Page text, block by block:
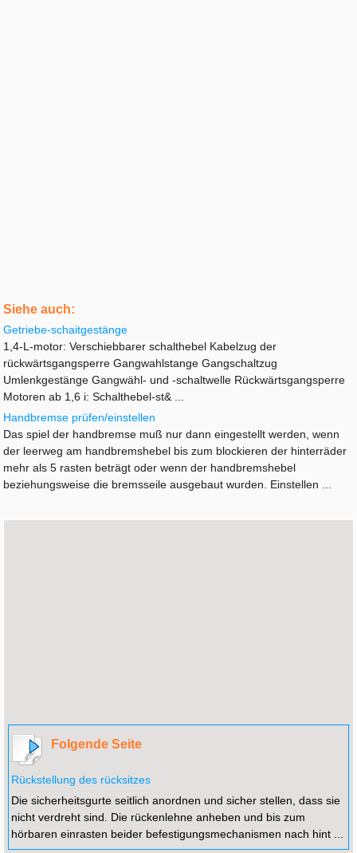
Siehe auch:
Getriebe-schaitgestänge
1,4-L-motor: Verschiebbarer schalthebel Kabelzug der
rückwärtsgangsperre Gangwahlstange Gangschaltzug
Umlenkgestänge Gangwähl- und -schaltwelle Rückwärtsgangsperre
Motoren ab 1,6 i: Schalthebel-st& ...
Handbremse prüfen/einstellen
Das spiel der handbremse muß nur dann eingestellt werden, wenn
der leerweg am handbremshebel bis zum blockieren der hinterräder
mehr als 5 rasten beträgt oder wenn der handbremshebel
beziehungsweise die bremsseile ausgebaut wurden. Einstellen ...
Folgende Seite
Rückstellung des rücksitzes
Die sicherheitsgurte seitlich anordnen und sicher stellen, dass sie
nicht verdreht sind. Die rückenlehne anheben und bis zum
hörbaren einrasten beider befestigungsmechanismen nach hint ...